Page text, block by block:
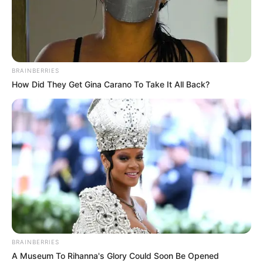
ΕΠΙΔΡΟΜΗ ΤΟΥ ΦΩΤΟΣ.
ΉΛΙΟΣ, ΓΗ, ΑΕΡΑΣ ΚΑΘΑΡΟΣ ΚΑΙ ΦΩΣ ΠΡΙΜΟΔΟΤΟΥΝ
ΤΗΝ ΑΛΗΘΕΙΑ ΓΙΑΤΙ ΔΕΝ ΜΠΟΡΕΙ ΝΑ ΥΠΑΡΧΕΙ ΝΥΧΤΑ
ΣΤΙΣ ΑΥΛΕΣ ΤΩΝ ΜΙΚΡΩΝ ΛΟΥΛΟΥΔΙΩΝ ΜΕ ΜΟΝΑΔΙΚΗ
ΑΓΑΠΗ ΤΟ ΜΗΤΡΙΚΟ ΑΓΚΑΛΙΑΣΜΑ ΚΡΥΣΤΑΛΛΙΝΟΥ
ΥΔΑΤΟΣ ΣΤΗΝ ΝΕΑ ΠΟΡΕΙΑ.
BRAINBERRIES
How Did They Get Gina Carano To Take It All Back?
BRAINBERRIES
A Museum To Rihanna's Glory Could Soon Be Opened